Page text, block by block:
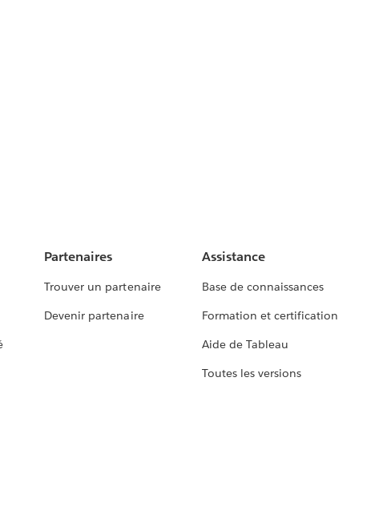
Partenaires
Trouver un partenaire
Devenir partenaire
Assistance
Base de connaissances
Formation et certification
Aide de Tableau
Toutes les versions